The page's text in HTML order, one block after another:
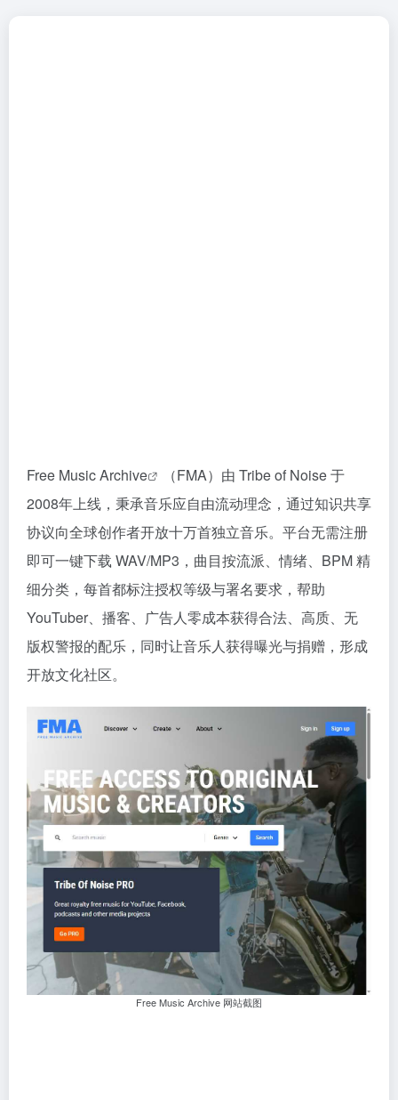
Free Music Archive
（FMA）由 Tribe of Noise 于
2008年上线，秉承音乐应自由流动理念，通过知识共享
协议向全球创作者开放十万首独立音乐。平台无需注册
即可一键下载 WAV/MP3，曲目按流派、情绪、BPM 精
细分类，每首都标注授权等级与署名要求，帮助
YouTuber、播客、广告人零成本获得合法、高质、无
版权警报的配乐，同时让音乐人获得曝光与捐赠，形成
开放文化社区。
Free Music Archive 网站截图